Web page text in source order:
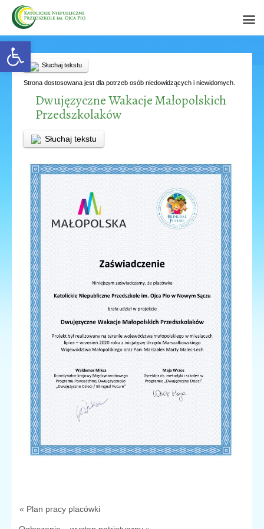
Open toolbar
Słuchaj tekstu
Strona dostosowana jest dla potrzeb osób niedowidzących i niewidomych.
Dwujęzyczne Wakacje Małopolskich
Przedszkolaków
Słuchaj tekstu
« Plan pracy placówki